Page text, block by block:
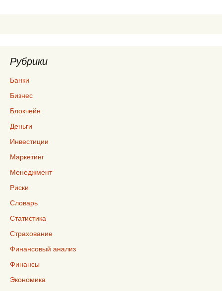
Рубрики
Банки
Бизнес
Блокчейн
Деньги
Инвестиции
Маркетинг
Менеджмент
Риски
Словарь
Статистика
Страхование
Финансовый анализ
Финансы
Экономика